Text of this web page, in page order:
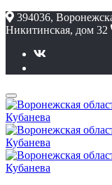
394036,
Никитинская, дом 32